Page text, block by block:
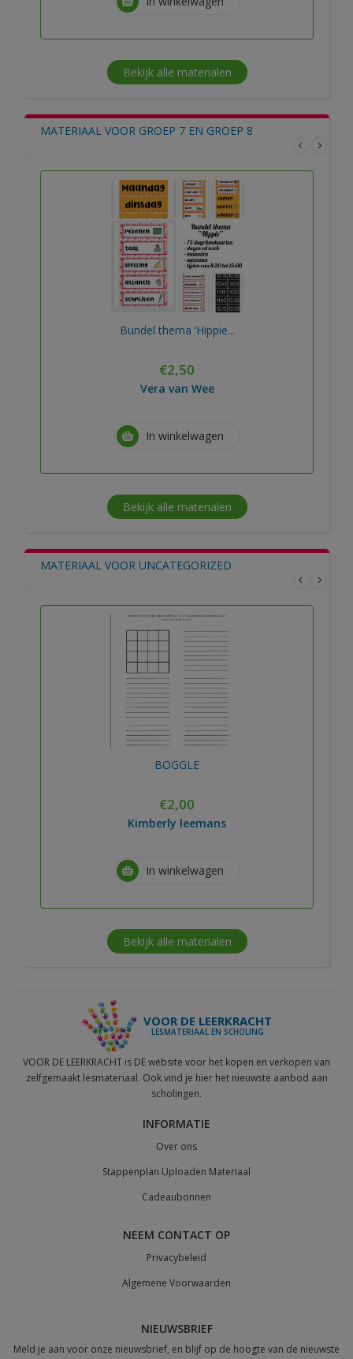
Bekijk alle materialen
MATERIAAL VOOR GROEP 7 EN GROEP 8
Bundel thema ‘Hippie...
€2,50
Vera van Wee
In winkelwagen
Bekijk alle materialen
MATERIAAL VOOR UNCATEGORIZED
BOGGLE
€2,00
Kimberly leemans
In winkelwagen
Bekijk alle materialen
VOOR DE LEERKRACHT
LESMATERIAAL EN SCHOLING
VOOR DE LEERKRACHT is DE website voor het kopen en verkopen van
zelfgemaakt lesmateriaal. Ook vind je hier het nieuwste aanbod aan
scholingen.
INFORMATIE
Over ons
Stappenplan Uploaden Materiaal
Cadeaubonnen
NEEM CONTACT OP
Privacybeleid
Algemene Voorwaarden
NIEUWSBRIEF
Meld je aan voor onze nieuwsbrief, en blijf op de hoogte van de nieuwste